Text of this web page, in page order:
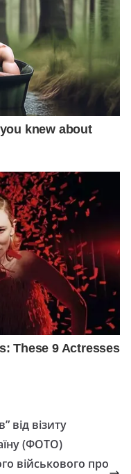
від візиту
(ФОТО)
військового про